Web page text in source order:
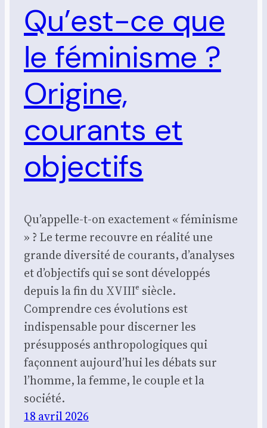
Qu’est-ce que
le féminisme ?
Origine,
courants et
objectifs
Qu’appelle-t-on exactement « féminisme
» ? Le terme recouvre en réalité une
grande diversité de courants, d’analyses
et d’objectifs qui se sont développés
depuis la fin du XVIIIᵉ siècle.
Comprendre ces évolutions est
indispensable pour discerner les
présupposés anthropologiques qui
façonnent aujourd’hui les débats sur
l’homme, la femme, le couple et la
société.
18 avril 2026